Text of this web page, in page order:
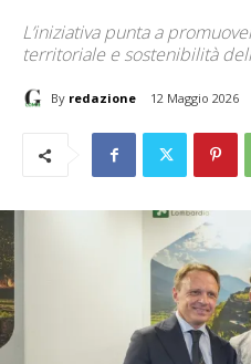
L’iniziativa punta a
territoriale e sostenibilità
By redazione 12 Maggio 2026